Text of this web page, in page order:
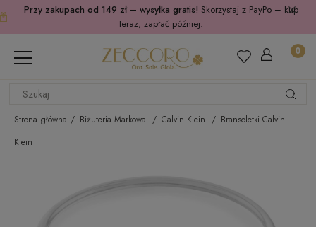
Przy zakupach od 149 zł – wysyłka gratis! Skorzystaj z PayPo – kup
teraz, zapłać później.
Strona główna Biżuteria Markowa Calvin Klein
Bransoletki Calvin
Klein